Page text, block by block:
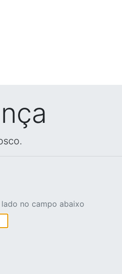
no campo abaixo